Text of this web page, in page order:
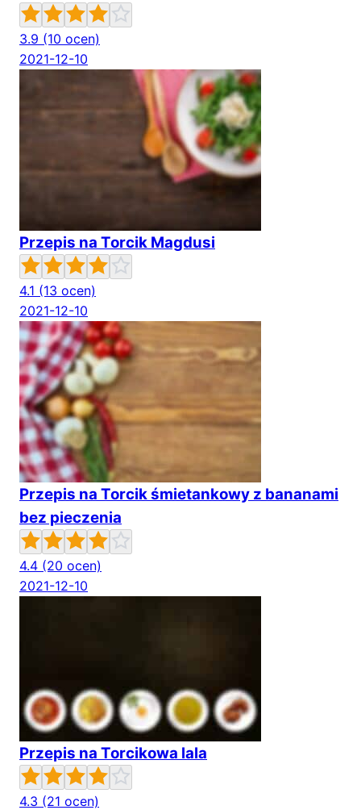
3.9 (10 ocen)
2021-12-10
Przepis na Torcik Magdusi
4.1 (13 ocen)
2021-12-10
Przepis na Torcik śmietankowy z bananami
bez pieczenia
4.4 (20 ocen)
2021-12-10
Przepis na Torcikowa lala
4.3 (21 ocen)